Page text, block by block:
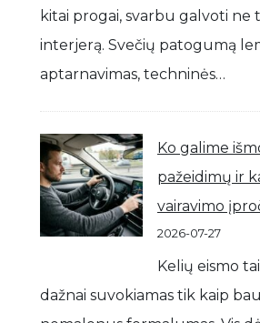
kitai progai, svarbu galvoti ne
interjerą. Svečių patogumą
aptarnavimas, techninės…
Ko galime
pažeidimų ir
vairavimo
2026-07-27
Kelių eismo
dažnai suvokiamas tik kaip